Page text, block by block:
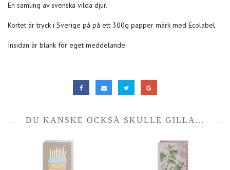
En samling av svenska vilda djur.
Kortet är tryck i Sverige på på ett 300g papper märk med Ecolabel.
Insidan är blank för eget meddelande.
DU KANSKE OCKSÅ SKULLE GILLA...